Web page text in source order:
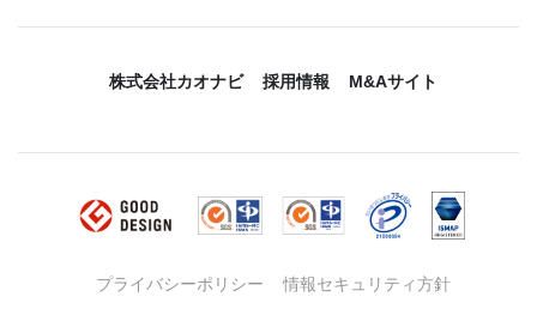
株式会社カオナビ 採用情報 M&Aサイト
プライバシーポリシー 情報セキュリティ方針